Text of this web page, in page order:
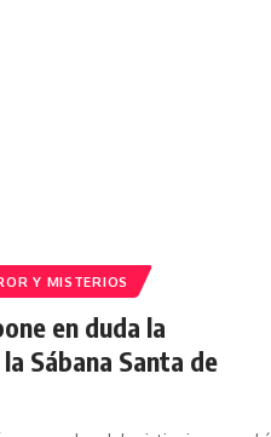
Y MISTERIOS
en duda la
Sábana Santa de